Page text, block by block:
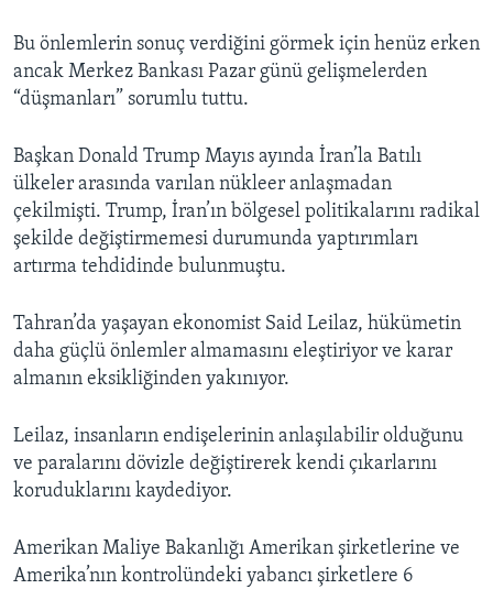
Bu önlemlerin sonuç verdiğini görmek için henüz erken
ancak Merkez Bankası Pazar günü gelişmelerden
“düşmanları” sorumlu tuttu.
Başkan Donald Trump Mayıs ayında İran’la Batılı
ülkeler arasında varılan nükleer anlaşmadan
çekilmişti. Trump, İran’ın bölgesel politikalarını radikal
şekilde değiştirmemesi durumunda yaptırımları
artırma tehdidinde bulunmuştu.
Tahran’da yaşayan ekonomist Said Leilaz, hükümetin
daha güçlü önlemler almamasını eleştiriyor ve karar
almanın eksikliğinden yakınıyor.
Leilaz, insanların endişelerinin anlaşılabilir olduğunu
ve paralarını dövizle değiştirerek kendi çıkarlarını
koruduklarını kaydediyor.
Amerikan Maliye Bakanlığı Amerikan şirketlerine ve
Amerika’nın kontrolündeki yabancı şirketlere 6